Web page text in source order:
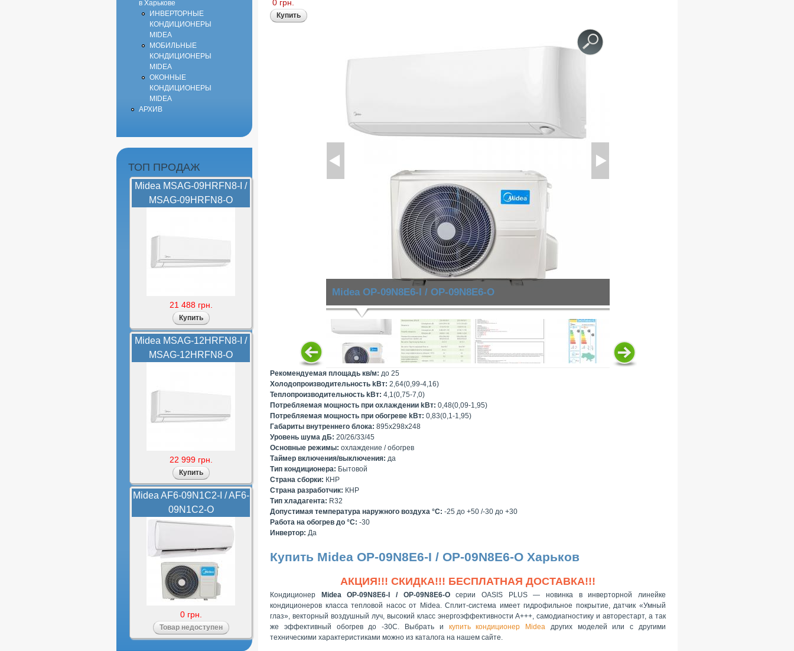
0 грн.
Midea OP-09N8E6-I / OP-09N8E6-O
Рекомендуемая площадь кв/м: до 25
Холодопроизводительность kВт: 2,64(0,99-4,16)
Теплопроизводительность kВт: 4,1(0,75-7,0)
Потребляемая мощность при охлаждении kВт: 0,48(0,09-1,95)
Потребляемая мощность при обогреве kВт: 0,83(0,1-1,95)
Габариты внутреннего блока: 895х298х248
Уровень шума дБ: 20/26/33/45
Основные режимы: охлаждение / обогрев
Таймер включения/выключения: да
Тип кондиционера: Бытовой
Страна сборки: КНР
Страна разработчик: КНР
Тип хладагента: R32
Допустимая температура наружного воздуха °С: -25 до +50 /-30 до +30
Работа на обогрев до °С: -30
Инвертор: Да
Купить Midea OP-09N8E6-I / OP-09N8E6-O Харьков
АКЦИЯ!!! СКИДКА!!! БЕСПЛАТНАЯ ДОСТАВКА!!!
Кондиционер Midea OP-09N8E6-I / OP-09N8E6-Oсерии OASIS PLUS — новинка в инверторной линейке
кондиционеров класса тепловой насос от Midea. Сплит-система имеет гидрофильное покрытие, датчик «Умный
глаз», векторный воздушный луч, высокий класс энергоэффективности А+++, самодиагностику и авторестарт, а так
же эффективный обогрев до -30С. Выбрать и купить кондиционер Midea других моделей или с другими
техническими характеристиками можно из каталога на нашем сайте.
в Харькове
ИНВЕРТОРНЫЕ
КОНДИЦИОНЕРЫ
MIDEA
МОБИЛЬНЫЕ
КОНДИЦИОНЕРЫ
MIDEA
ОКОННЫЕ
КОНДИЦИОНЕРЫ
MIDEA
АРХИВ
ТОП ПРОДАЖ
Midea MSAG-09HRFN8-I /
MSAG-09HRFN8-O
21 488 грн.
Midea MSAG-12HRFN8-I /
MSAG-12HRFN8-O
22 999 грн.
Midea AF6-09N1C2-I / AF6-
09N1C2-O
0 грн.